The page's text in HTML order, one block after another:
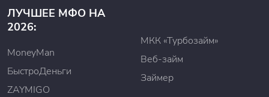
ЛУЧШЕЕ МФО НА
2026:
MoneyMan
БыстроДеньги
ZAYMIGO
МКК «Турбозайм»
Веб-займ
Займер